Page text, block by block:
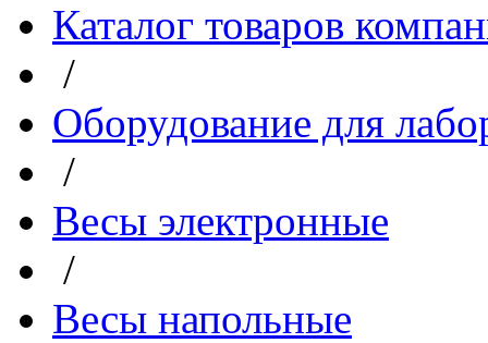
Каталог товаров
/
Оборудование для
/
Весы электронные
/
Весы напольные